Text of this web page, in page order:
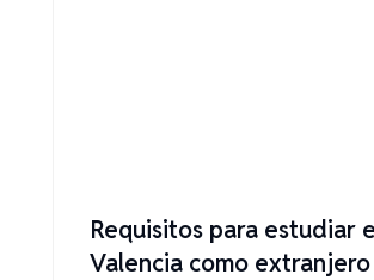
Requisitos para estudiar
Valencia como extranjero